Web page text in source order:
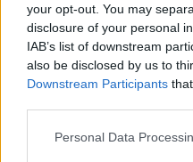
your opt-out. You may
disclosure of your personal
IAB’s list of downstream
also be disclosed by us to
Downstream Participants
Please note that this
Personal Data